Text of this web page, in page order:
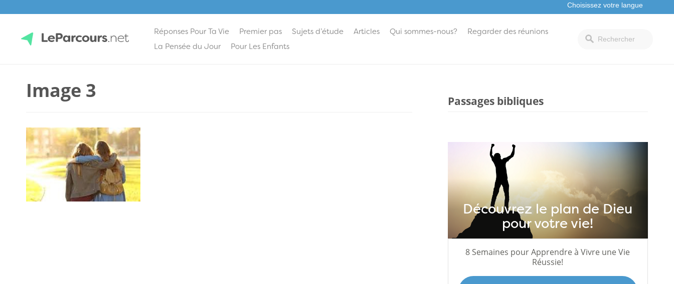
Réponses Pour Ta Vie Premier pas Sujets d’étude Articles Qui sommes-nous?
Regarder des réunions
La Pensée du Jour
Pour Les Enfants
Image 3 Passages bibliques
Découvrez le plan de Dieu
pour votre vie!
8 Semaines pour Apprendre à Vivre une Vie
Réussie!